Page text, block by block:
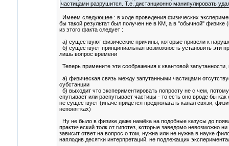
частицами разрушится. Т.е. дистанционно манипулировать
Имеем следующее : в ходе проведения физических
бы такой результат был получен не в КМ, а в "обычной" физике
из этого факта следует :
а) существуют физические причины, которые привели к
б) существует принципиальная возможность установить эти
лишь вопрос времени
Теперь примените эти соображения к квантовой
а) физическая связь между запутанными частицами
субстанции
б) выходит что экспериментировать попросту не с чем,
спутывает или распутывает частицы - то есть оно вроде бы
не существует (иначе придётся предполагать канал связи,
непонятках)
Ну не было в физике даже намёка на подобные казусы до
практический толк от гипотез, которые заведомо невозможно
зависит ответ на вопрос о том, нужна или не нужна в науке
наплодив десятки интерпретаций, не подлежащих